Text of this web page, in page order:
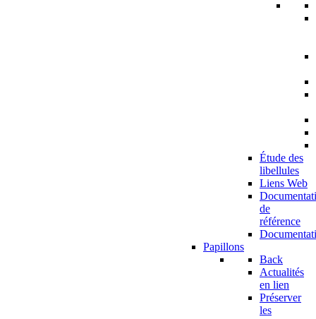
Étude des
libellules
Liens Web
de
référence
Papillons
Back
Actualités
en lien
Préserver
les